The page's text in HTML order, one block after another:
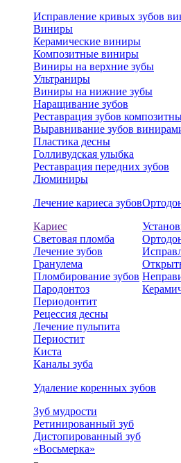
Исправление кривых зубов
Виниры
Керамические виниры
Композитные виниры
Виниры на верхние зубы
Ультраниры
Виниры на нижние зубы
Наращивание зубов
Реставрация зубов
Выравнивание зубов
Пластика десны
Голливудская улыбка
Реставрация передних зубов
Люминиры
Лечение кариеса зубов
Кариес
Световая пломба
Лечение зубов
Гранулема
Пломбирование зубов
Пародонтоз
Периодонтит
Рецессия десны
Лечение пульпита
Периостит
Киста
Каналы зуба
Удаление коренных зубов
Зуб мудрости
Ретинированный зуб
Дистопированный зуб
«Восьмерка»